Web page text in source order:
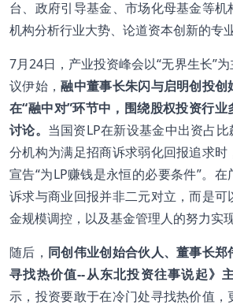
台、政府引导基金、市场化母基金等机
机构分析行业大势、论道资本创新的专
7月24日，产业投资峰会以“无界生长”
议伊始，融中董事长朱闪与启明创投
在“融中对”环节中，围绕股权投资行
讨论。 当国资LP在新设基金中出资占
分机构为满足招商诉求弱化回报追求
宣告“为LP赚钱是永恒的必要条件”。
诉求与商业回报并非二元对立，而是可
金规模调控，以及基金管理人的努力实
随后， 同创伟业创始合伙人、董事长
寻找热价值--从东北投资往事说起》
示，投资要敢于在冷门处寻找热价值，